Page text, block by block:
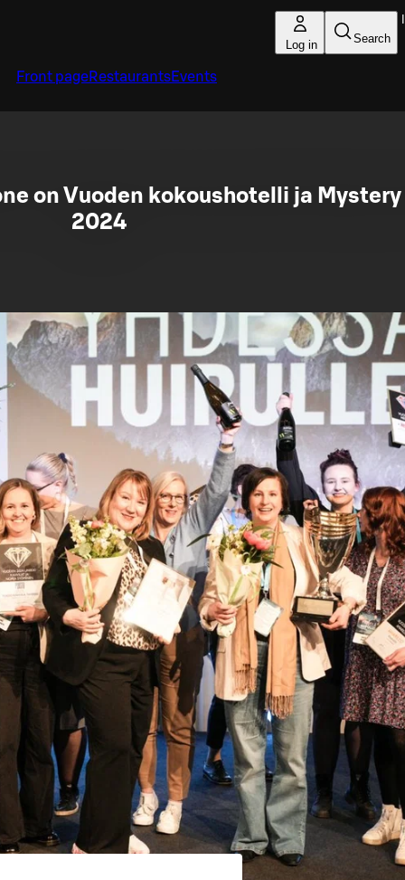
Log in Search
Front pageRestaurantsEvents
on Vuoden kokoushotelli ja
2024